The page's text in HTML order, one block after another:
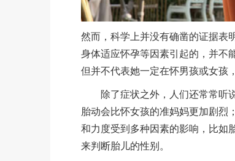
然而，科学上并没有确凿的证据表
身体适应怀孕等因素引起的，并不
但并不代表她一定在怀男孩或女孩
除了症状之外，人们还常常听
胎动会比怀女孩的准妈妈更加剧烈
和力度受到多种因素的影响，比如
来判断胎儿的性别。